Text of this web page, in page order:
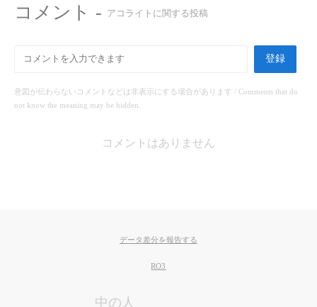
コメント - アコライトに関する投稿
登録
意図が伝わらないコメントなどは非表示にする場合があります / Comments that do
not know the meaning may be hidden.
コメントはありません
データ差分を報告する
RO3
中の人